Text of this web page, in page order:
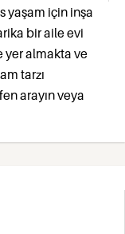
yaşam için inşa
bir aile evi
yer almakta ve
tarzı
arayın veya